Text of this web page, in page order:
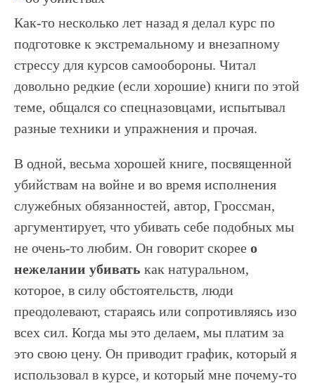
Как-то несколько лет назад я делал курс по
подготовке к экстремальному и внезапному
стрессу для курсов самообороны. Читал
довольно редкие (если хорошие) книги по этой
теме, общался со спецназовцами, испытывал
разные техники и упражнения и прочая.
В одной, весьма хорошей книге, посвященной
убийствам на войне и во время исполнения
служебных обязанностей, автор, Гроссман,
аргументирует, что убивать себе подобных мы
не очень-то любим. Он говорит скорее о
нежелании убивать как натуральном,
которое, в силу обстоятельств, люди
преодолевают, стараясь или сопротивляясь изо
всех сил. Когда мы это делаем, мы платим за
это свою цену. Он приводит график, который я
использовал в курсе, и который мне почему-то